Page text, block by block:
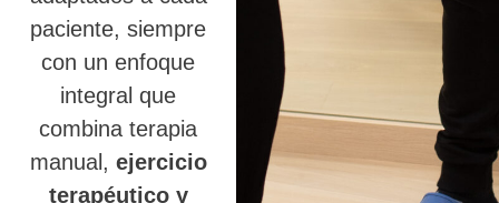
paciente, siempre
con un enfoque
integral que
combina terapia
manual, ejercicio
terapéutico y